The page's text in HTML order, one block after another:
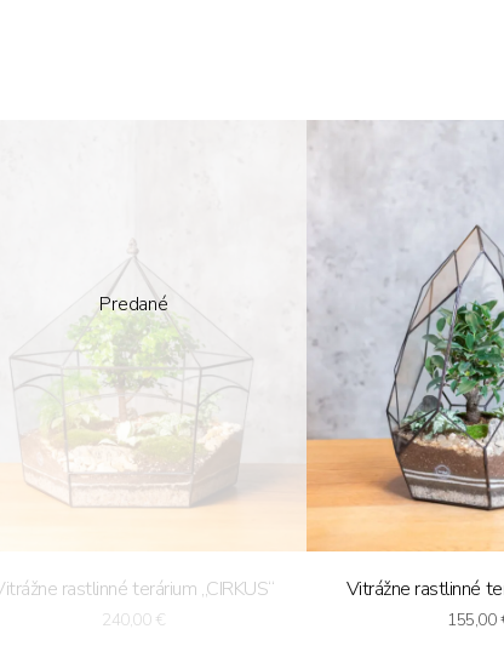
rastlinné terárium „CIRKUS“
240,00 €
Predané
Vitrážne rastlinné
155,00